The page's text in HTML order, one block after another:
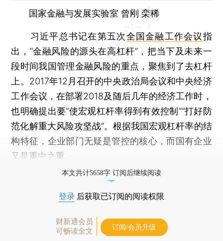
国家金融与发展实验室 曾刚 栾稀
习近平总书记在第五次全国金融工作会议指
出，“金融风险的源头在高杠杆”，把当下及未来一
段时间我国管理金融风险的重点，聚焦到了去杠杆
上。2017年12月召开的中央政治局会议和中央经济
工作会议，在部署2018及随后几年的经济工作时，
也明确提出要“使宏观杠杆率得到有效控制”“打好防
范化解重大风险攻坚战”。根据我国宏观杠杆率的结
构特征，企业部门无疑是管控的核心，而国有企业
又是重中之重。
本文共计5658字 订阅后继续阅读
登录 后获取已订阅的阅读权限
财新通会员
可畅读全文
订阅/会员升级